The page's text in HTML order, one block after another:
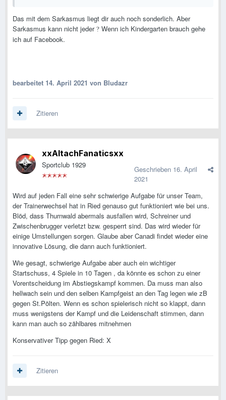
Das mit dem Sarkasmus liegt dir auch noch sonderlich. Aber
Sarkasmus kann nicht jeder ? Wenn ich Kindergarten brauch gehe
ich auf Facebook.
bearbeitet 14. April 2021 von Bludazr
Zitieren
xxAltachFanaticsxx
Sportclub 1929 Geschrieben 16. April
2021
Wird auf jeden Fall eine sehr schwierige Aufgabe für unser Team,
der Trainerwechsel hat in Ried genauso gut funktioniert wie bei uns.
Blöd, dass Thurnwald abermals ausfallen wird, Schreiner und
Zwischenbrugger verletzt bzw. gesperrt sind. Das wird wieder für
einige Umstellungen sorgen. Glaube aber Canadi findet wieder eine
innovative Lösung, die dann auch funktioniert.
Wie gesagt, schwierige Aufgabe aber auch ein wichtiger
Startschuss, 4 Spiele in 10 Tagen , da könnte es schon zu einer
Vorentscheidung im Abstiegskampf kommen. Da muss man also
hellwach sein und den selben Kampfgeist an den Tag legen wie zB
gegen St.Pölten. Wenn es schon spielerisch nicht so klappt, dann
muss wenigstens der Kampf und die Leidenschaft stimmen, dann
kann man auch so zählbares mitnehmen
Konservativer Tipp gegen Ried: X
Zitieren